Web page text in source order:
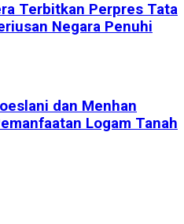
Terbitkan Perpres Tata
Negara Penuhi
dan Menhan
Logam Tanah